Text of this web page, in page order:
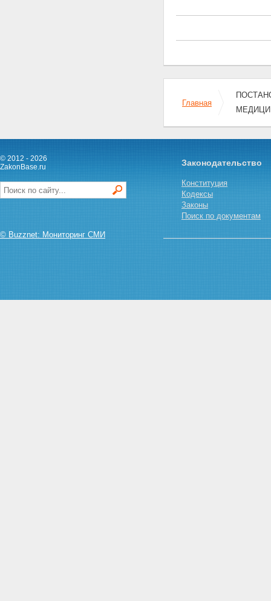
Главная
© 2012 - 2026
ZakonBase.ru
© Buzznet: Мониторинг СМИ
Законодательство
Конституция
Кодексы
Законы
Поиск по документам